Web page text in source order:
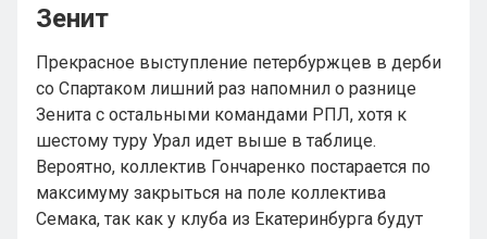
Зенит
Прекрасное выступление петербуржцев в дерби
со Спартаком лишний раз напомнил о разнице
Зенита с остальными командами РПЛ, хотя к
шестому туру Урал идет выше в таблице.
Вероятно, коллектив Гончаренко постарается по
максимуму закрыться на поле коллектива
Семака, так как у клуба из Екатеринбурга будут